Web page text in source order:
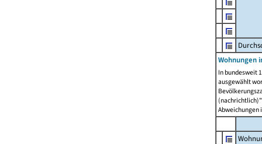
Wohnungen
In bundesweit
ausgewählt
Abweichungen